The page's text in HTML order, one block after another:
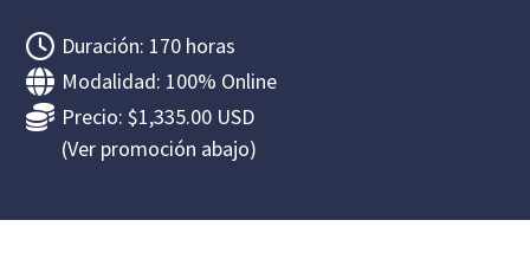
Duración: 170 horas
Modalidad: 100% Online
Precio: $1,335.00 USD
(Ver promoción abajo)